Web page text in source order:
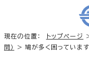
現在の位置： トップページ
問）
> 鳩が多く困っています